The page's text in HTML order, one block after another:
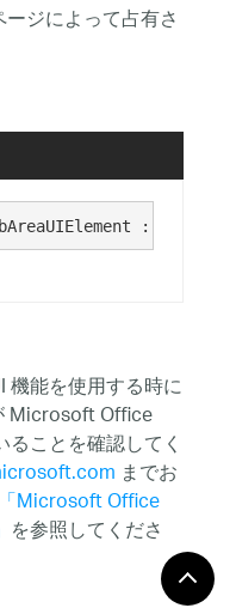
ジによって占有さ
:
能を使用する時に
Microsoft Office
ことを確認してく
までお
「Microsoft Office
を参照してくださ